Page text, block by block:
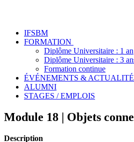
IFSBM
FORMATION
Diplôme Universitaire : 1 an
Diplôme Universitaire : 3
Formation continue
ÉVÉNEMENTS &
ALUMNI
STAGES / EMPLOIS
Module 18 | Objets
Description